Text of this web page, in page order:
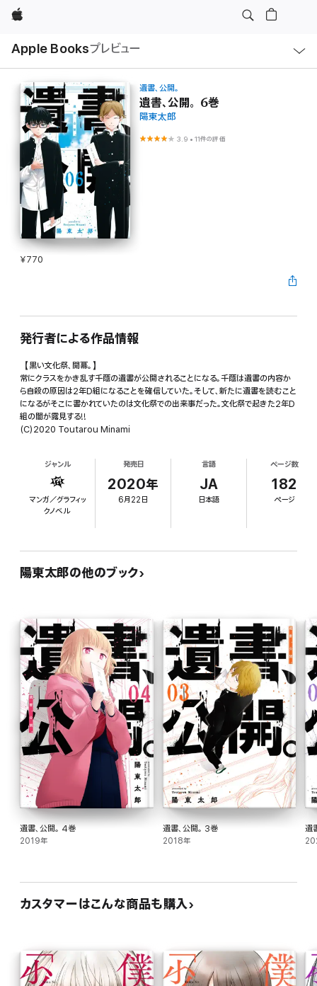
Apple
Apple Booksプレビュー
ル
遺書、公開。
遺書、公開。 6巻
陽東太郎
3.9 •11件の評価
¥770
発行者による作品情報
【黒い文化祭、開幕。】
常にクラスをかき乱す千蔭の遺書が公開されることになる。千蔭は遺書の内容か
ら自殺の原因は2年D組になることを確信していた。そして、新たに遺書を読むこと
になるがそこに書かれていたのは文化祭での出来事だった。文化祭で起きた2年D
組の闇が露見する!!
(C)2020 Toutarou Minami
ジャンル
マンガ／グラフィッ
クノベル
発売日
2020年
6月22日
言語
JA
日本語
ページ数
182
ページ
陽東太郎の他のブック
遺書、公開。 4巻
2019年
遺書、公開。 3巻
2018年
遺
カスタマーはこんな商品も購入